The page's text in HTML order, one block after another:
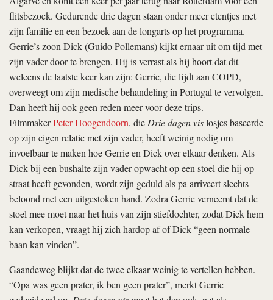
flitsbezoek. Gedurende drie dagen staan onder meer etentjes met
zijn familie en een bezoek aan de longarts op het programma.
Gerrie’s zoon Dick (Guido Pollemans) kijkt ernaar uit om tijd met
zijn vader door te brengen. Hij is verrast als hij hoort dat dit
weleens de laatste keer kan zijn: Gerrie, die lijdt aan COPD,
overweegt om zijn medische behandeling in Portugal te vervolgen.
Dan heeft hij ook geen reden meer voor deze trips.
FilmmakerPeter Hoogendoorn, dieDrie dagen vislosjes baseerde
op zijn eigen relatie met zijn vader, heeft weinig nodig om
invoelbaar te maken hoe Gerrie en Dick over elkaar denken. Als
Dick bij een bushalte zijn vader opwacht op een stoel die hij op
straat heeft gevonden, wordt zijn geduld als pa arriveert slechts
beloond met een uitgestoken hand. Zodra Gerrie verneemt dat de
stoel mee moet naar het huis van zijn stiefdochter, zodat Dick hem
kan verkopen, vraagt hij zich hardop af of Dick “geen normale
baan kan vinden”.
Gaandeweg blijkt dat de twee elkaar weinig te vertellen hebben.
“Opa was geen prater, ik ben geen prater”, merkt Gerrie